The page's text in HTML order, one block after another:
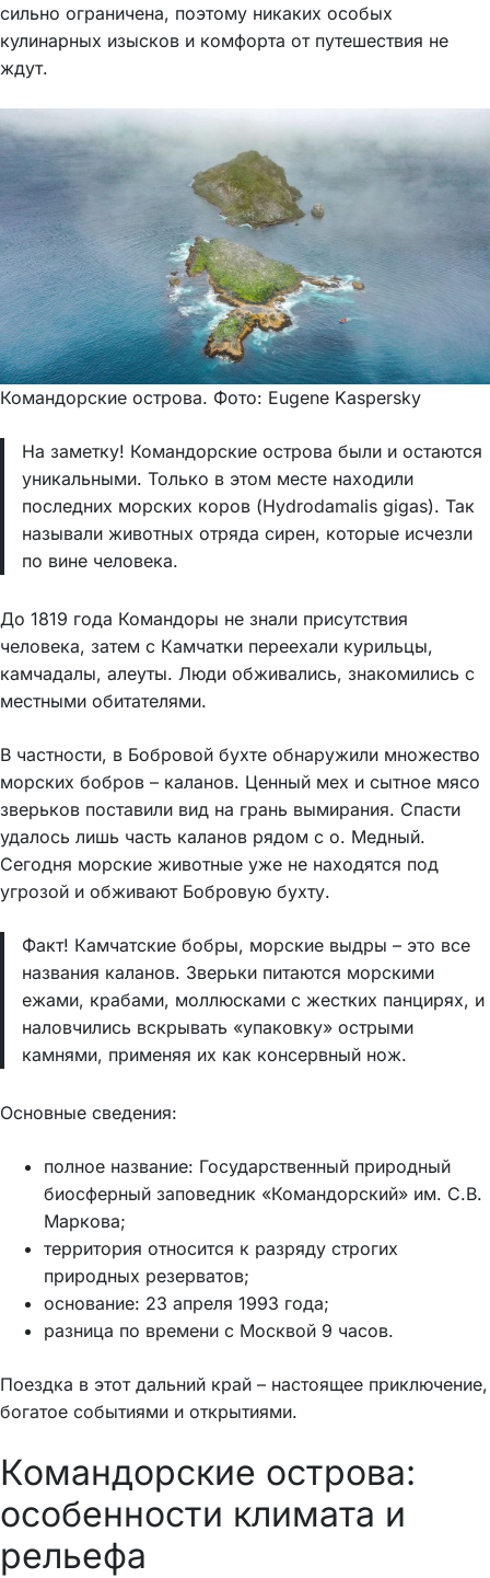
сильно ограничена, поэтому никаких особых
кулинарных изысков и комфорта от путешествия не
ждут.
Командорские острова. Фото: Eugene Kaspersky
На заметку! Командорские острова были и остаются
уникальными. Только в этом месте находили
последних морских коров (Hydrodamalis gigas). Так
называли животных отряда сирен, которые исчезли
по вине человека.
До 1819 года Командоры не знали присутствия
человека, затем с Камчатки переехали курильцы,
камчадалы, алеуты. Люди обживались, знакомились с
местными обитателями.
В частности, в Бобровой бухте обнаружили множество
морских бобров – каланов. Ценный мех и сытное мясо
зверьков поставили вид на грань вымирания. Спасти
удалось лишь часть каланов рядом с о. Медный.
Сегодня морские животные уже не находятся под
угрозой и обживают Бобровую бухту.
Факт! Камчатские бобры, морские выдры – это все
названия каланов. Зверьки питаются морскими
ежами, крабами, моллюсками с жестких панцирях, и
наловчились вскрывать «упаковку» острыми
камнями, применяя их как консервный нож.
Основные сведения:
полное название: Государственный природный
биосферный заповедник «Командорский» им. С.В.
Маркова;
территория относится к разряду строгих
природных резерватов;
основание: 23 апреля 1993 года;
разница по времени с Москвой 9 часов.
Поездка в этот дальний край – настоящее приключение,
богатое событиями и открытиями.
Командорские острова:
особенности климата и
рельефа